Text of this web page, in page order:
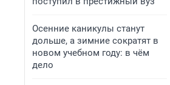
Осенние каникулы станут
дольше, а зимние сократят в
новом учебном году: в чём
дело